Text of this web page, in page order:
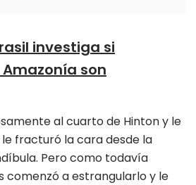
investiga si
son
al cuarto de Hinton y le
le fracturó la cara desde la
Pero como todavía
comenzó a estrangularlo y le